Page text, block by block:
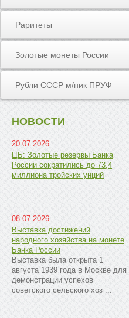
Раритеты
Золотые монеты России
Рубли СССР м/ник ПРУФ
НОВОСТИ
20.07.2026
ЦБ: Золотые резервы Банка
России сократились до 73,4
миллиона тройских унций
08.07.2026
Выставка достижений
народного хозяйства на монете
Банка России
Выставка была открыта 1
августа 1939 года в Москве для
демонстрации успехов
советского сельского хоз ...